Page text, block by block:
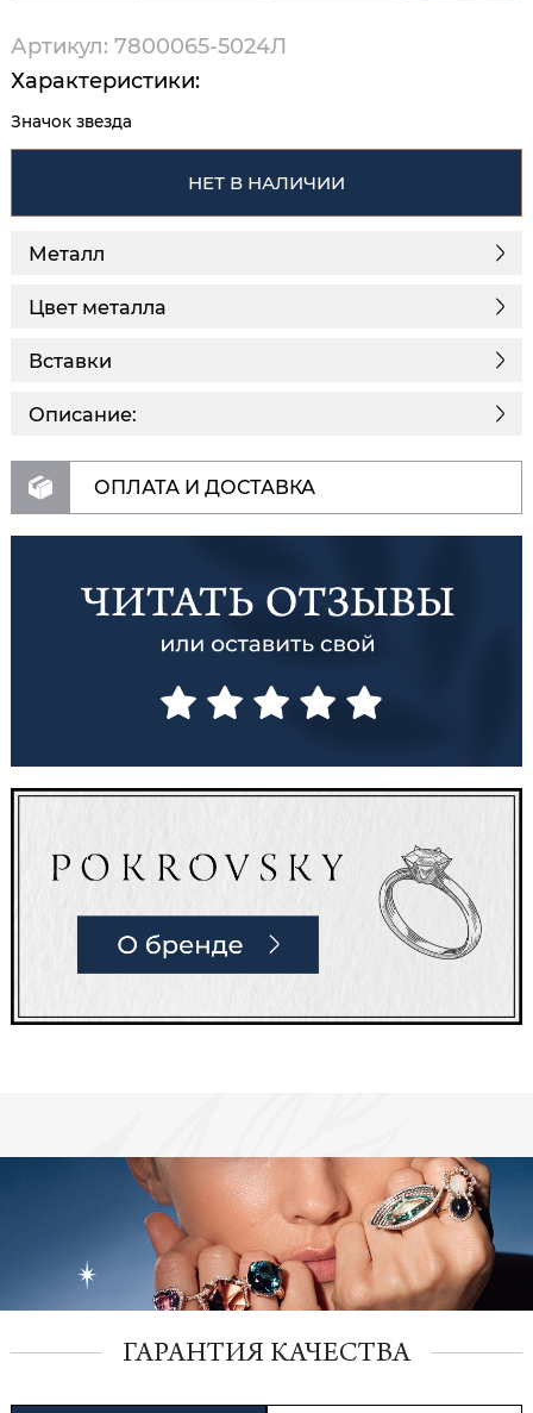
Артикул: 7800065-5024Л
Характеристики:
Значок звезда
НЕТ В НАЛИЧИИ
Металл
Цвет металла
Вставки
Описание:
ОПЛАТА И ДОСТАВКА
ГАРАНТИЯ КАЧЕСТВА